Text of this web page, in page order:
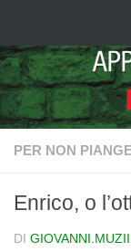
PER NON
Enrico, o
DI GIOVANNI.MUZII